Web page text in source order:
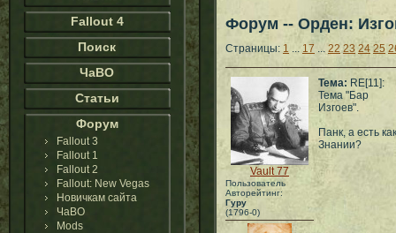
Fallout 4
Поиск
ЧаВО
Статьи
Форум
Fallout 3
Fallout 1
Fallout 2
Fallout: New Vegas
Новичкам сайта
ЧаВО
Mods
Форум -- Орден:
Страницы: 1 ... 17 ... 22 23 24 25
Vault 77
Пользователь
Авторейтинг:
Гуру
(1796-0)
Тема: RE[11]:
Тема "Бар
Изгоев".
Панк, а есть
Знании?